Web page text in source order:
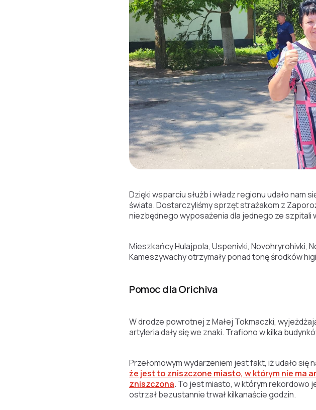
Dzięki wsparciu służb i władz regionu udało
świata. Dostarczyliśmy sprzęt strażakom z
niezbędnego wyposażenia dla jednego ze szpitali
Mieszkańcy Hulajpola, Uspenivki, Novohryrohivki,
Kameszywachy otrzymały ponad tonę środków
Pomoc dla Orichiva
W drodze powrotnej z Małej Tokmaczki,
artyleria dały się we znaki. Trafiono w kilka
Przełomowym wydarzeniem jest fakt, iż udało się
że jest to zniszczone miasto, w którym nie ma
zniszczona. To jest miasto, w którym rekordowo
ostrzał bezustannie trwał kilkanaście godzin.